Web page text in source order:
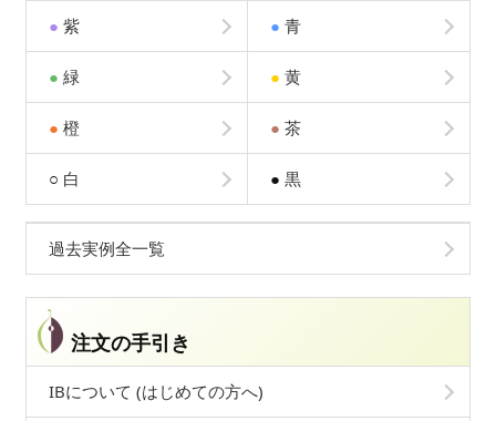
● 紫 ● 青
● 緑 ● 黄
● 橙 ● 茶
○ 白 ● 黒
過去実例全一覧
注文の手引き
IBについて (はじめての方へ)